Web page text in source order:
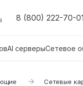
8 (800) 222-70-
AI серверыСетевое
Сетевые